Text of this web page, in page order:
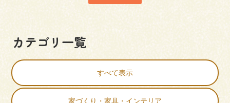
カテゴリ一覧
すべて表示
家づくり・家具・インテリア